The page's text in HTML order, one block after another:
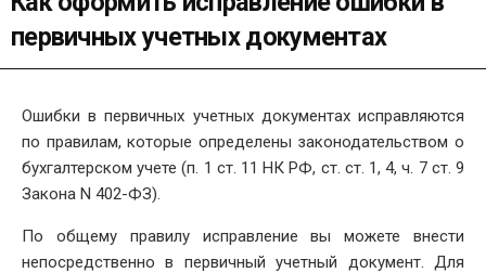
первичных учетных документах
Ошибки в первичных учетных документах исправляются
по правилам, которые определены законодательством о
бухгалтерском учете (п. 1 ст. 11 НК РФ, ст. ст. 1, 4, ч. 7 ст. 9
Закона N 402-ФЗ).
По общему правилу исправление вы можете внести
непосредственно в первичный учетный документ. Для